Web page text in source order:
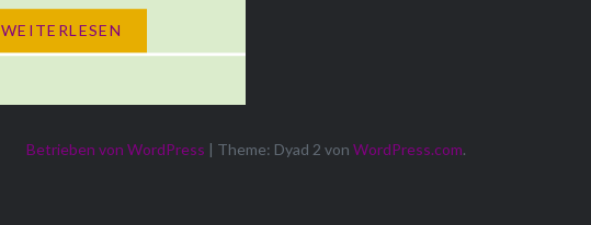
Pfan­nen­bo­dens zu
Fleisch eine wichtige…
WEI­TER­LE­SEN
Betrieben von WordPress | Theme: Dyad 2 von WordPress.com.